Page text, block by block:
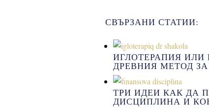
СВЪРЗАНИ СТАТИИ:
ИГЛОТЕРАПИЯ
ДРЕВНИЯ МЕТОД
ТРИ ИДЕИ КАК ДА
ДИСЦИПЛИНА И